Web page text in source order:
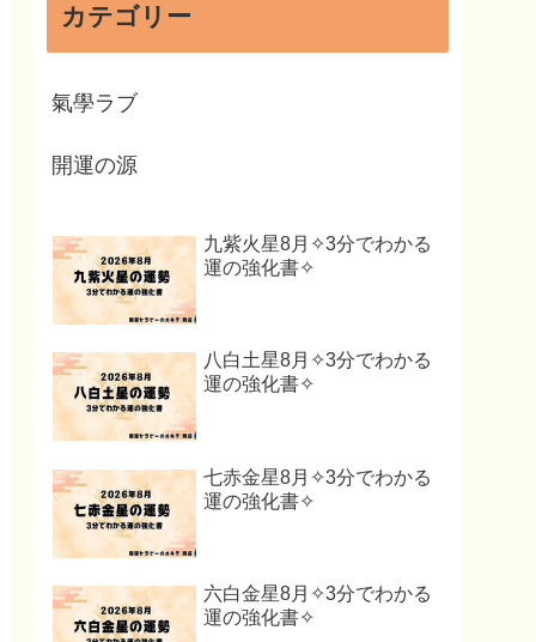
カテゴリー
氣學ラブ
開運の源
九紫火星8月✧3分でわかる
運の強化書✧
八白土星8月✧3分でわかる
運の強化書✧
七赤金星8月✧3分でわかる
運の強化書✧
六白金星8月✧3分でわかる
運の強化書✧